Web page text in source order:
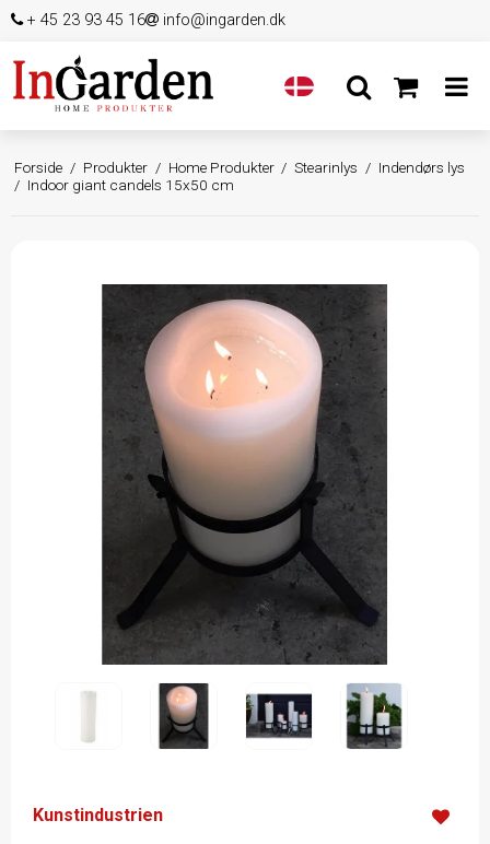
+ 45 23 93 45 16 info@ingarden.dk
Forside / Produkter / Home Produkter / Stearinlys / Indendørs lys
/ Indoor giant candels 15x50 cm
Kunstindustrien